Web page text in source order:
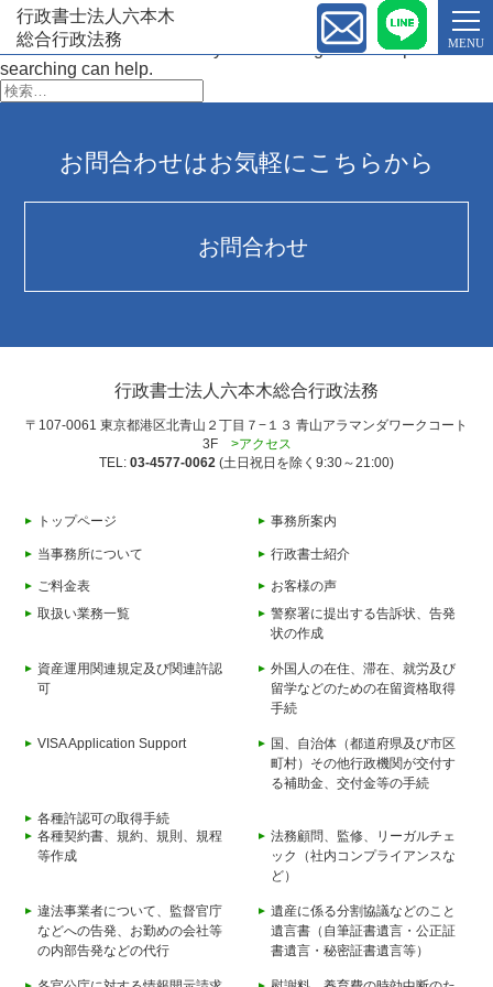
G-NR57D1PRKZ
行政書士法人六本木
総合行政法務
MENU
Nothing Found
It seems we can’t find what you’re looking for. Perhaps
searching can help.
検
お問合わせはお気軽にこちらから
お問合わせ
行政書士法人六本木総合行政法務
〒107-0061 東京都港区北青山２丁目７−１３ 青山アラマンダワークコート
3F
>アクセス
TEL: 03-4577-0062 (土日祝日を除く9:30～21:00)
トップページ 事務所案内
当事務所について 行政書士紹介
ご料金表
お客様の声
取扱い業務一覧
警察署に提出する告訴状、告発
状の作成
資産運用関連規定及び関連許認
可
外国人の在住、滞在、就労及び
留学などのための在留資格取得
手続
VISA Application Support
国、自治体（都道府県及び市区
町村）その他行政機関が交付す
る補助金、交付金等の手続
各種許認可の取得手続
各種契約書、規約、規則、規程
等作成
法務顧問、監修、リーガルチェ
ック（社内コンプライアンスな
ど）
違法事業者について、監督官庁
などへの告発、お勤めの会社等
の内部告発などの代行
遺産に係る分割協議などのこと
遺言書（自筆証書遺言・公正証
書遺言・秘密証書遺言等）